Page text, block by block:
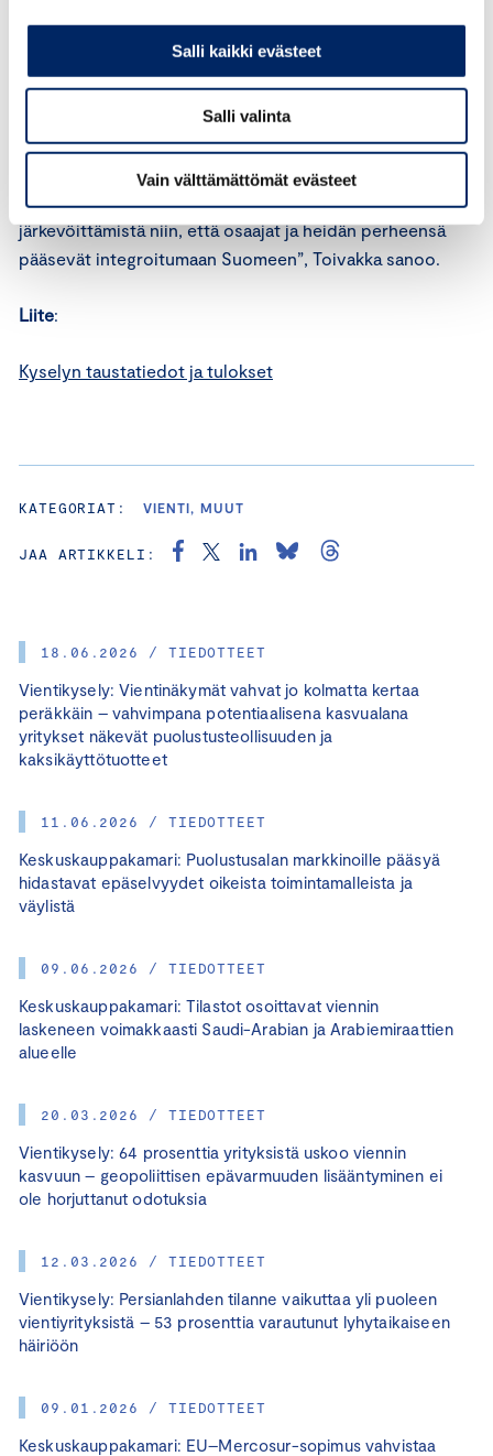
Salli kaikki evästeet
Salli valinta
Vain välttämättömät evästeet
18.06.2026 / TIEDOTTEET
Vientikysely: Vientinäkymät vahvat jo kolmatta kertaa
peräkkäin – vahvimpana potentiaalisena kasvualana
yritykset näkevät puolustusteollisuuden ja
kaksikäyttötuotteet
11.06.2026 / TIEDOTTEET
Keskuskauppakamari: Puolustusalan markkinoille pääsyä
hidastavat epäselvyydet oikeista toimintamalleista ja
väylistä
09.06.2026 / TIEDOTTEET
Keskuskauppakamari: Tilastot osoittavat viennin
laskeneen voimakkaasti Saudi-Arabian ja Arabiemiraattien
alueelle
20.03.2026 / TIEDOTTEET
Vientikysely: 64 prosenttia yrityksistä uskoo viennin
kasvuun – geopoliittisen epävarmuuden lisääntyminen ei
ole horjuttanut odotuksia
12.03.2026 / TIEDOTTEET
Vientikysely: Persianlahden tilanne vaikuttaa yli puoleen
vientiyrityksistä – 53 prosenttia varautunut lyhytaikaiseen
häiriöön
09.01.2026 / TIEDOTTEET
Keskuskauppakamari: EU–Mercosur-sopimus vahvistaa
Toivakka sanookin, että työvoimapulaan tarvitaan
kestäviä ratkaisuja heti.
”Yritykset toivovat muun muassa ulkomaisten
työntekijöiden maahantulon helpottamista,
saatavuusharkinnasta luopumista ja prosessien
järkevöittämistä niin, että osaajat ja heidän perheensä
pääsevät integroitumaan Suomeen”, Toivakka sanoo.
Liite:
Kyselyn taustatiedot ja tulokset
KATEGORIAT: VIENTI, MUUT
JAA ARTIKKELI: